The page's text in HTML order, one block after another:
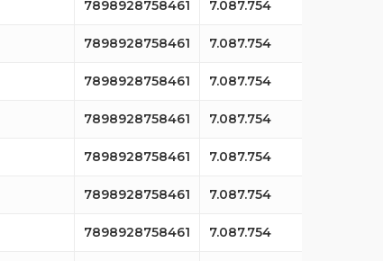
7898928758461 7.087.754
7898928758461 7.087.754
7898928758461 7.087.754
7898928758461 7.087.754
7898928758461 7.087.754
7898928758461 7.087.754
7898928758461 7.087.754